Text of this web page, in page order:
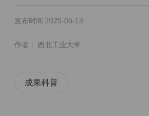
发布时间 2025-06-13
作者： 西北工业大学
成果科普